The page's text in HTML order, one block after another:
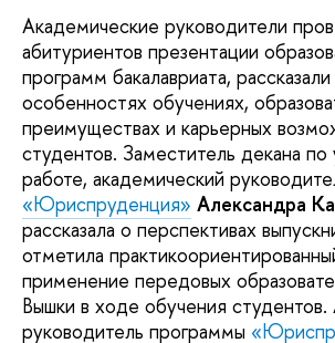
Академические руководители
абитуриентов презентации
программ бакалавриата,
особенностях обучениях,
преимуществах и карьерных
студентов. Заместитель декана по
работе, академический
«Юриспруденция» Александра
рассказала о перспективах
отметила
применение передовых
Вышки в ходе обучения
руководитель программы